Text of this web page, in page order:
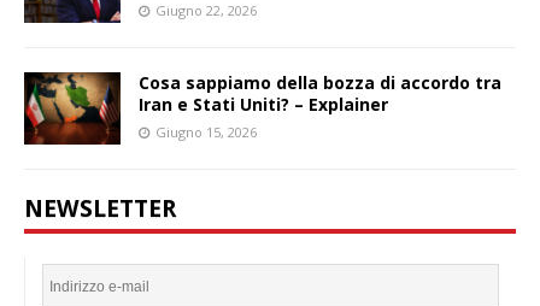
Giugno 22, 2026
Cosa sappiamo della bozza di accordo tra
Iran e Stati Uniti? – Explainer
Giugno 15, 2026
NEWSLETTER